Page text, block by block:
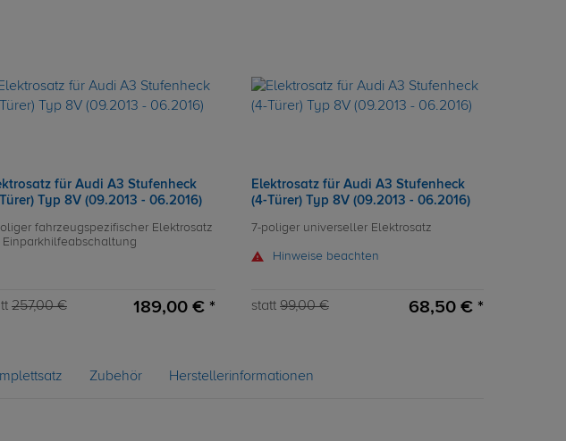
für Audi A3 Stufenheck
Typ 8V (09.2013 - 06.2016)
fahrzeugspezifischer Elektrosatz
Einparkhilfeabschaltung
257,00 € 189,00 € *
Elektrosatz für Audi A3 Stufenheck
(4-Türer) Typ 8V (09.2013 - 06.2016)
7-poliger universeller Elektrosatz
Hinweise beachten
statt 99,00 € 68,50 € *
Zubehör Herstellerinformationen